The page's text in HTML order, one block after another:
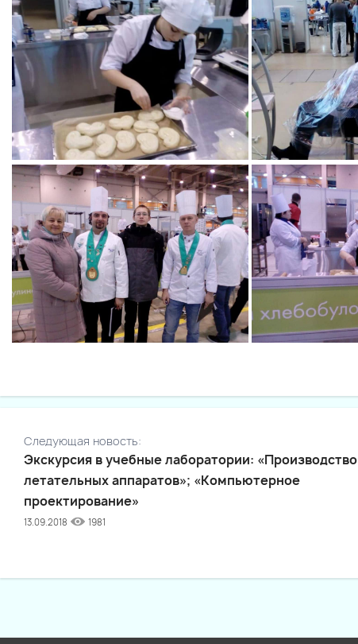
Следующая новость:
Экскурсия в учебные лаборатории: «Производство
летательных аппаратов»; «Компьютерное
проектирование»
13.09.2018 1981